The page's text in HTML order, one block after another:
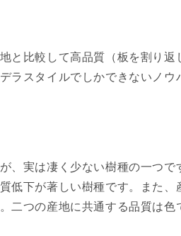
比較して高品質（板を割り返
スタイルでしかできないノウ
、実は凄く少ない樹種の一つ
低下が著しい樹種です。また
二つの産地に共通する品質は